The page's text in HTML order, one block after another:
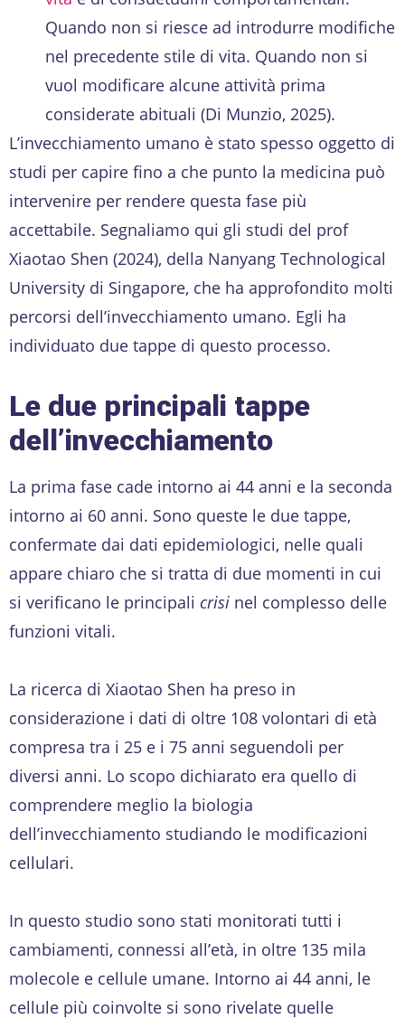
Quando non si riesce ad introdurre modifiche
nel precedente stile di vita. Quando non si
vuol modificare alcune attività prima
considerate abituali (Di Munzio, 2025).
L’invecchiamento umano è stato spesso oggetto di
studi per capire fino a che punto la medicina può
intervenire per rendere questa fase più
accettabile. Segnaliamo qui gli studi del prof
Xiaotao Shen (2024), della Nanyang Technological
University di Singapore, che ha approfondito molti
percorsi dell’invecchiamento umano. Egli ha
individuato due tappe di questo processo.
Le due principali tappe
dell’invecchiamento
La prima fase cade intorno ai 44 anni e la seconda
intorno ai 60 anni. Sono queste le due tappe,
confermate dai dati epidemiologici, nelle quali
appare chiaro che si tratta di due momenti in cui
si verificano le principali crisi nel complesso delle
funzioni vitali.
La ricerca di Xiaotao Shen ha preso in
considerazione i dati di oltre 108 volontari di età
compresa tra i 25 e i 75 anni seguendoli per
diversi anni. Lo scopo dichiarato era quello di
comprendere meglio la biologia
dell’invecchiamento studiando le modificazioni
cellulari.
In questo studio sono stati monitorati tutti i
cambiamenti, connessi all’età, in oltre 135 mila
molecole e cellule umane. Intorno ai 44 anni, le
cellule più coinvolte si sono rivelate quelle